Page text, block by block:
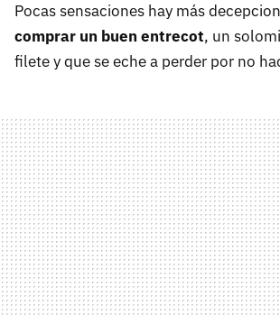
Pocas sensaciones hay más
comprar un buen entrecot, un
filete y que se eche a perder por no